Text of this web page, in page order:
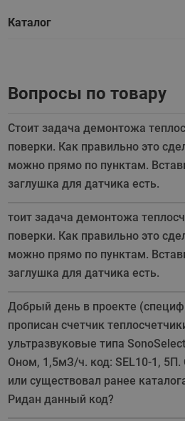
Каталог
Вопросы по товару
Стоит задача демонтожа
поверки. Как правильно это
можно прямо по пунктам.
заглушка для датчика есть.
тоит задача демонтожа
поверки. Как правильно это
можно прямо по пунктам.
заглушка для датчика есть.
Добрый день в проекте
прописан счетчик
ультразвуковые типа
Оном, 1,5мЗ/ч. код: SEL10-1, 5П.
или существовал ранее
Ридан данный код?